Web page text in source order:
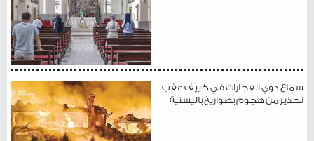
سماع دوي انفجارات في كييف عقب
تحذير من هجوم بصواريخ باليستية